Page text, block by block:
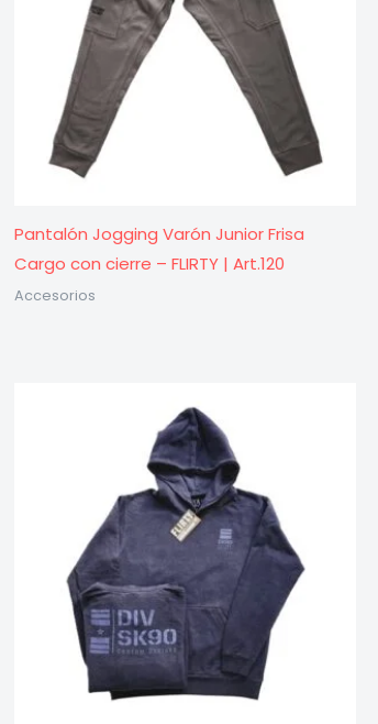
Pantalón Jogging Varón Junior Frisa
Cargo con cierre – FLIRTY | Art.120
Accesorios